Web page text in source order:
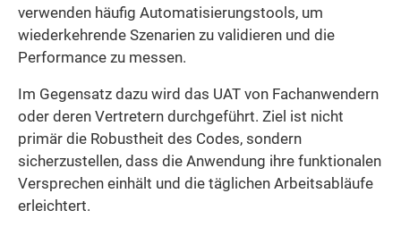
verwenden häufig Automatisierungstools, um
wiederkehrende Szenarien zu validieren und die
Performance zu messen.
Im Gegensatz dazu wird das UAT von Fachanwendern
oder deren Vertretern durchgeführt. Ziel ist nicht
primär die Robustheit des Codes, sondern
sicherzustellen, dass die Anwendung ihre funktionalen
Versprechen einhält und die täglichen Arbeitsabläufe
erleichtert.